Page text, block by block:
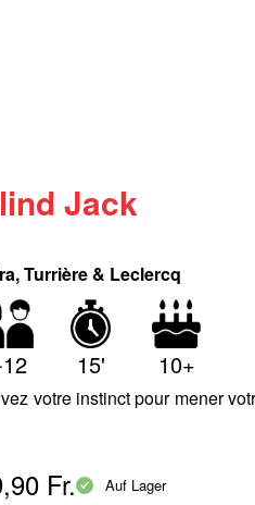
Jack
Turrière & Leclercq
15' 10+
votre instinct pour mener
Fr. Auf Lager